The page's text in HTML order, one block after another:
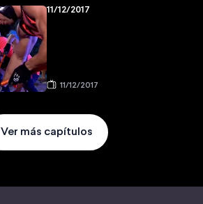
11/12/2017
11/12/2017
Ver más capítulos